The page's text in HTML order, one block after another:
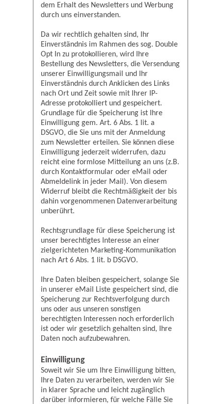
dem Erhalt des Newsletters und Werbung
durch uns einverstanden.
Da wir rechtlich gehalten sind, Ihr
Einverständnis im Rahmen des sog. Double
Opt In zu protokollieren, wird Ihre
Bestellung des Newsletters, die Versendung
unserer Einwilligungsmail und Ihr
Einverständnis durch Anklicken des Links
nach Ort und Zeit sowie mit Ihrer IP-
Adresse protokolliert und gespeichert.
Grundlage für die Speicherung ist Ihre
Einwilligung gem. Art. 6 Abs. 1 lit. a
DSGVO, die Sie uns mit der Anmeldung
zum Newsletter erteilen. Sie können diese
Einwilligung jederzeit widerrufen, dazu
reicht eine formlose Mitteilung an uns (z.B.
durch Kontaktformular oder eMail oder
Abmeldelink in jeder Mail). Von diesem
Widerruf bleibt die Rechtmäßigkeit der bis
dahin vorgenommenen Datenverarbeitung
unberührt.
Rechtsgrundlage für diese Speicherung ist
unser berechtigtes Interesse an einer
zielgerichteten Marketing-Kommunikation
nach Art 6 Abs. 1 lit. b DSGVO.
Ihre Daten bleiben gespeichert, solange Sie
in unserer eMail Liste gespeichert sind, die
Speicherung zur Rechtsverfolgung durch
uns oder aus unseren sonstigen
berechtigten Interessen noch erforderlich
ist oder wir gesetzlich gehalten sind, Ihre
Daten noch aufzubewahren.
Einwilligung
Soweit wir Sie um Ihre Einwilligung bitten,
Ihre Daten zu verarbeiten, werden wir Sie
in klarer Sprache und leicht zugänglich
darüber informieren, für welche Fälle Sie